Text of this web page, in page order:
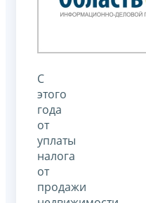
С
этого
года
от
уплаты
налога
от
продажи